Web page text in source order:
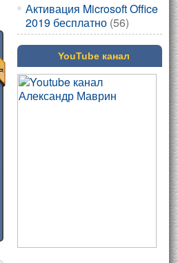
Активация Microsoft Office
2019 бесплатно (56)
YouTube канал